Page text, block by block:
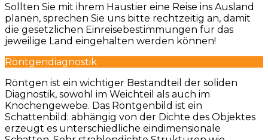
Sollten Sie mit ihrem Haustier eine Reise ins Ausland
planen, sprechen Sie uns bitte rechtzeitig an, damit
die gesetzlichen Einreisebestimmungen für das
jeweilige Land eingehalten werden können!
Röntgendiagnostik
Röntgen ist ein wichtiger Bestandteil der soliden
Diagnostik, sowohl im Weichteil als auch im
Knochengewebe. Das Röntgenbild ist ein
Schattenbild: abhängig von der Dichte des Objektes
erzeugt es unterschiedliche eindimensionale